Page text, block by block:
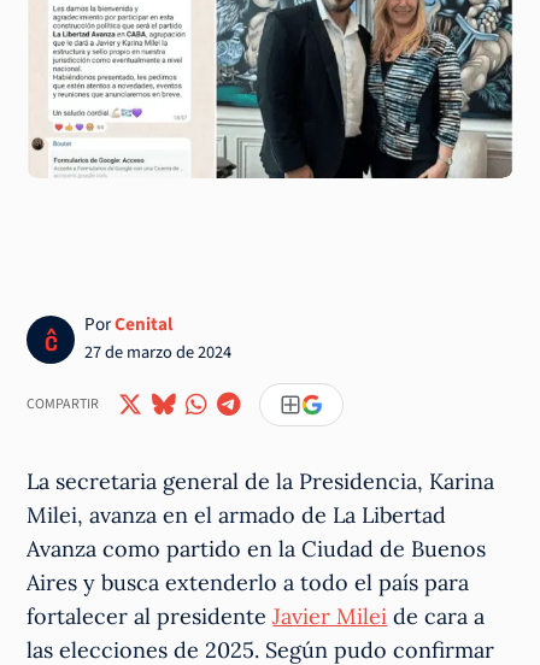
PorCenital
27 de marzo de 2024
COMPARTIR
La secretaria general de la Presidencia, Karina
Milei, avanza en el armado de La Libertad
Avanza como partido en la Ciudad de Buenos
Aires y busca extenderlo a todo el país para
fortalecer al presidenteJavier Milei de cara a
las elecciones de 2025. Según pudo confirmar